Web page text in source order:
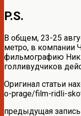
P.S.
В общем, 23-25
метро, в компании
фильмографию
голливудчиков
Оригинал статьи
o-prage/film-ridli-
предыдущая запись